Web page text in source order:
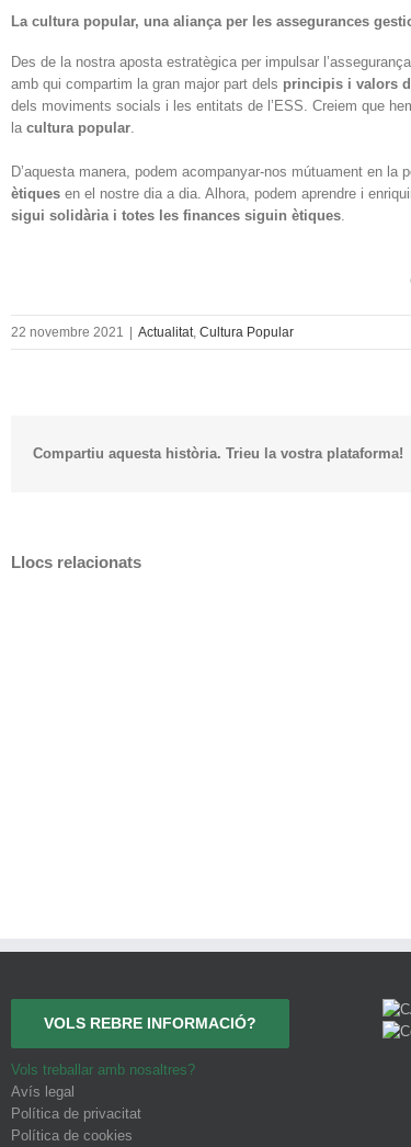
La cultura popular, una aliança per les assegurances
Des de la nostra aposta estratègica per impulsar
amb qui compartim la gran major part dels principis i valors
dels moviments socials i les entitats de l’ESS. Creiem que
la cultura popular
D’aquesta manera, podem acompanyar-nos mútuament en la
ètiques en el nostre dia a dia. Alhora, podem aprendre i
sigui solidària i totes les finances siguin ètiques
22 novembre 2021 | Actualitat, Cultura Popular
Compartiu aquesta història. Trieu la vostra plataforma!
Llocs relacionats
VOLS REBRE INFORMACIÓ?
Vols treballar amb nosaltres?
Avís legal
Política de privacitat
Política de cookies